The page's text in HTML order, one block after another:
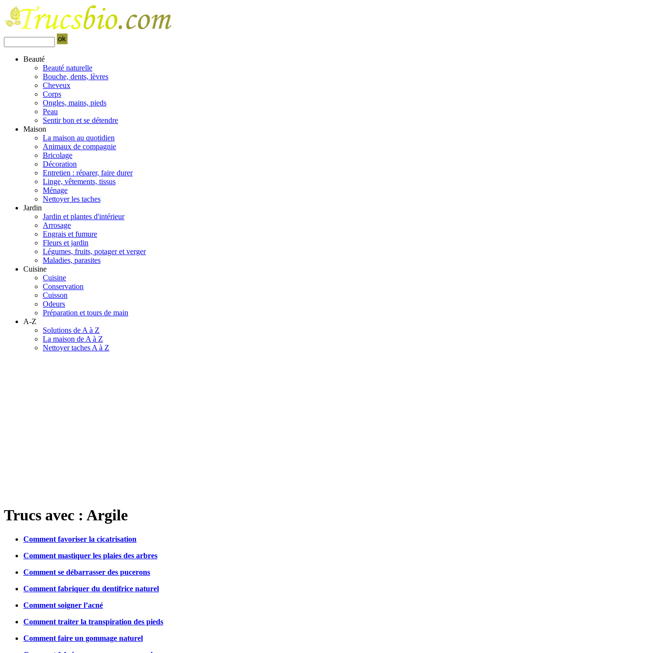
Beauté
Beauté naturelle
Bouche, dents, lèvres
Cheveux
Corps
Ongles, mains, pieds
Peau
Sentir bon et se détendre
Maison
La maison au quotidien
Animaux de compagnie
Bricolage
Décoration
Entretien : réparer, faire durer
Linge, vêtements, tissus
Ménage
Nettoyer les taches
Jardin
Jardin et plantes d'intérieur
Arrosage
Engrais et fumure
Fleurs et jardin
Légumes, fruits, potager et verger
Maladies, parasites
Cuisine
Cuisine
Conservation
Cuisson
Odeurs
Préparation et tours de main
A-Z
Solutions de A à Z
La maison de A à Z
Nettoyer taches A à Z
Trucs avec : Argile
Comment favoriser la cicatrisation
Comment mastiquer les plaies des arbres
Comment se débarrasser des pucerons
Comment fabriquer du dentifrice naturel
Comment soigner l’acné
Comment traiter la transpiration des pieds
Comment faire un gommage naturel